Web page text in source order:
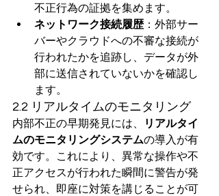
不正行為の証拠を集めます。
ネットワーク接続履歴：外部サー
バーやクラウドへの不審な接続が
行われたかを追跡し、データが外
部に送信されていないかを確認し
ます。
2.2 リアルタイムのモニタリング
内部不正の早期発見には、
リアルタイ
ムのモニタリングシステムの導入が有
効です。これにより、異常な操作や不
正アクセスが行われた瞬間に警告が発
せられ、即座に対策を講じることが可